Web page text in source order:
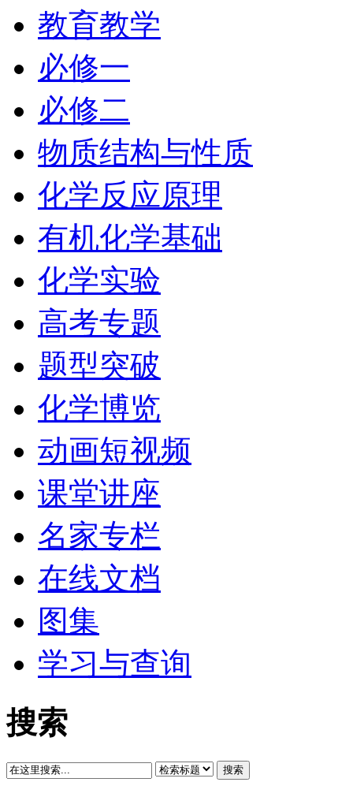
教育教学
必修一
必修二
物质结构与性质
化学反应原理
有机化学基础
化学实验
高考专题
题型突破
化学博览
动画短视频
课堂讲座
名家专栏
在线文档
图集
学习与查询
搜索
搜索